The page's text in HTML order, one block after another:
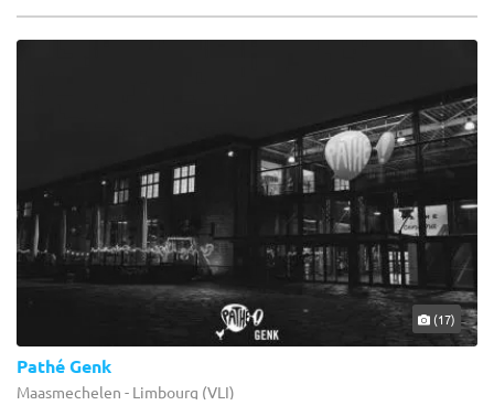
(17)
Pathé Genk
Maasmechelen - Limbourg (VLI)